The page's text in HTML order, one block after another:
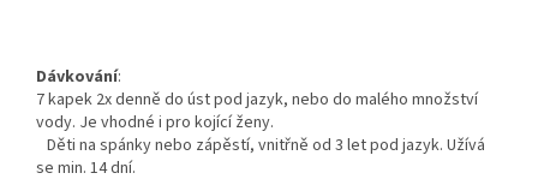
Dávkování:
7 kapek 2x denně do úst pod jazyk, nebo do malého množství
vody. Je vhodné i pro kojící ženy.
Děti na spánky nebo zápěstí, vnitřně od 3 let pod jazyk. Užívá
se min. 14 dní.